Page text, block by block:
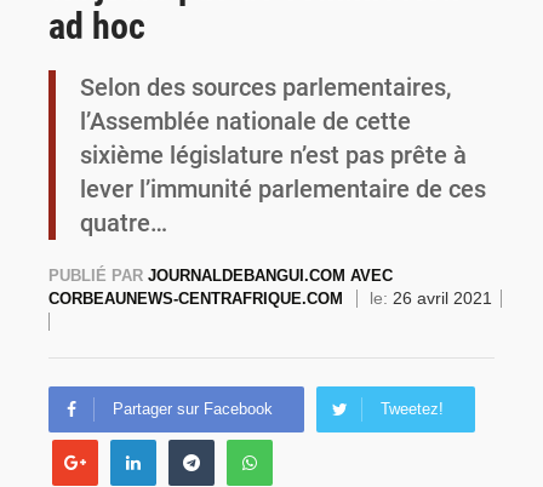
ad hoc
Selon des sources parlementaires,
l’Assemblée nationale de cette
sixième législature n’est pas prête à
lever l’immunité parlementaire de ces
quatre…
PUBLIÉ PAR JOURNALDEBANGUI.COM AVEC
CORBEAUNEWS-CENTRAFRIQUE.COM
le: 26 avril 2021
Partager sur Facebook Tweetez!